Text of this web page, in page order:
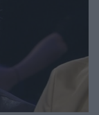
amelyet a